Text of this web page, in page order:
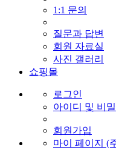
1:1 문의
질문과 답변
회원 자료실
사진 갤러리
쇼핑몰
로그인
아이디 및 비
회원가입
마이 페이지 (